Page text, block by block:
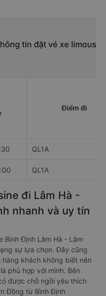
tin đặt vé xe
Điểm đi
QL1A
QL1A
đi Lâm Hà -
nhanh và uy tín
Bình Định Lâm Hà - Lâm
sự lựa chọn. Đây cũng
khách không biết nên
phù hợp với mình. Bên
được chỗ ngồi yêu thích
Đồng từ Bình Định